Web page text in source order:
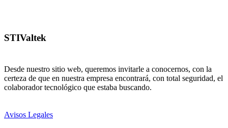
STIValtek
Desde nuestro sitio web, queremos invitarle a conocernos, con la
certeza de que en nuestra empresa encontrará, con total seguridad, el
colaborador tecnológico que estaba buscando.
Avisos Legales